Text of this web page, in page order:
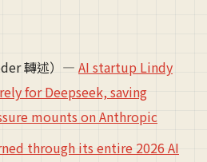
轉述）— AI startup Lindy
for Deepseek, saving
mounts on Anthropic
through its entire 2026 AI